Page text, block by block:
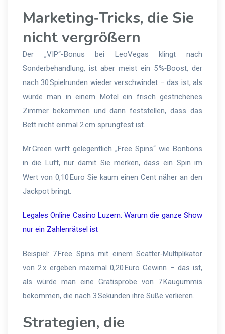
Marketing‑Tricks, die Sie
nicht vergrößern
Der „VIP“-Bonus bei LeoVegas klingt nach
Sonderbehandlung, ist aber meist ein 5 %‑Boost, der
nach 30 Spielrunden wieder verschwindet – das ist, als
würde man in einem Motel ein frisch gestrichenes
Zimmer bekommen und dann feststellen, dass das
Bett nicht einmal 2 cm sprungfest ist.
Mr Green wirft gelegentlich „Free Spins“ wie Bonbons
in die Luft, nur damit Sie merken, dass ein Spin im
Wert von 0,10 Euro Sie kaum einen Cent näher an den
Jackpot bringt.
Legales Online Casino Luzern: Warum die ganze Show
nur ein Zahlenrätsel ist
Beispiel: 7 Free Spins mit einem Scatter‑Multiplikator
von 2 x ergeben maximal 0,20 Euro Gewinn – das ist,
als würde man eine Gratisprobe von 7 Kaugummis
bekommen, die nach 3 Sekunden ihre Süße verlieren.
Strategien, die